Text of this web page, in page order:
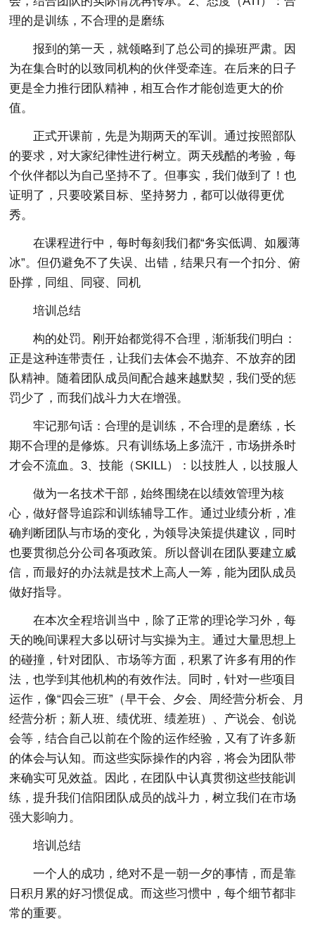
理的是训练，不合理的是磨练
报到的第一天，就领略到了总公司的操班严肃。因
为在集合时的以致同机构的伙伴受牵连。在后来的日子
更是全力推行团队精神，相互合作才能创造更大的价
值。
正式开课前，先是为期两天的军训。通过按照部队
的要求，对大家纪律性进行树立。两天残酷的考验，每
个伙伴都以为自己坚持不了。但事实，我们做到了！也
证明了，只要咬紧目标、坚持努力，都可以做得更优
秀。
在课程进行中，每时每刻我们都“务实低调、如履薄
冰”。但仍避免不了失误、出错，结果只有一个扣分、俯
卧撑，同组、同寝、同机
培训总结
构的处罚。刚开始都觉得不合理，渐渐我们明白：
正是这种连带责任，让我们去体会不抛弃、不放弃的团
队精神。随着团队成员间配合越来越默契，我们受的惩
罚少了，而我们战斗力大在增强。
牢记那句话：合理的是训练，不合理的是磨练，长
期不合理的是修炼。只有训练场上多流汗，市场拼杀时
才会不流血。3、技能（SKILL）：以技胜人，以技服人
做为一名技术干部，始终围绕在以绩效管理为核
心，做好督导追踪和训练辅导工作。通过业绩分析，准
确判断团队与市场的变化，为领导决策提供建议，同时
也要贯彻总分公司各项政策。所以督训在团队要建立威
信，而最好的办法就是技术上高人一筹，能为团队成员
做好指导。
在本次全程培训当中，除了正常的理论学习外，每
天的晚间课程大多以研讨与实操为主。通过大量思想上
的碰撞，针对团队、市场等方面，积累了许多有用的作
法，也学到其他机构的有效作法。同时，针对一些项目
运作，像“四会三班”（早干会、夕会、周经营分析会、月
经营分析；新人班、绩优班、绩差班）、产说会、创说
会等，结合自己以前在个险的运作经验，又有了许多新
的体会与认知。而这些实际操作的内容，将会为团队带
来确实可见效益。因此，在团队中认真贯彻这些技能训
练，提升我们信阳团队成员的战斗力，树立我们在市场
强大影响力。
培训总结
一个人的成功，绝对不是一朝一夕的事情，而是靠
日积月累的好习惯促成。而这些习惯中，每个细节都非
常的重要。